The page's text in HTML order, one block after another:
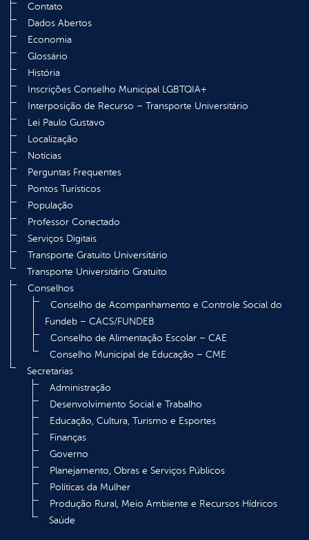
Contato
Dados Abertos
Economia
Glossário
História
Inscrições Conselho Municipal LGBTQIA+
Interposição de Recurso – Transporte Universitário
Lei Paulo Gustavo
Localização
Notícias
Perguntas Frequentes
Pontos Turísticos
População
Professor Conectado
Serviços Digitais
Transporte Gratuito Universitário
Transporte Universitário Gratuito
Conselhos
Conselho de Acompanhamento e Controle Social do
Fundeb – CACS/FUNDEB
Conselho de Alimentação Escolar – CAE
Conselho Municipal de Educação – CME
Secretarias
Administração
Desenvolvimento Social e Trabalho
Educação, Cultura, Turismo e Esportes
Finanças
Governo
Planejamento, Obras e Serviços Públicos
Políticas da Mulher
Produção Rural, Meio Ambiente e Recursos Hídricos
Saúde